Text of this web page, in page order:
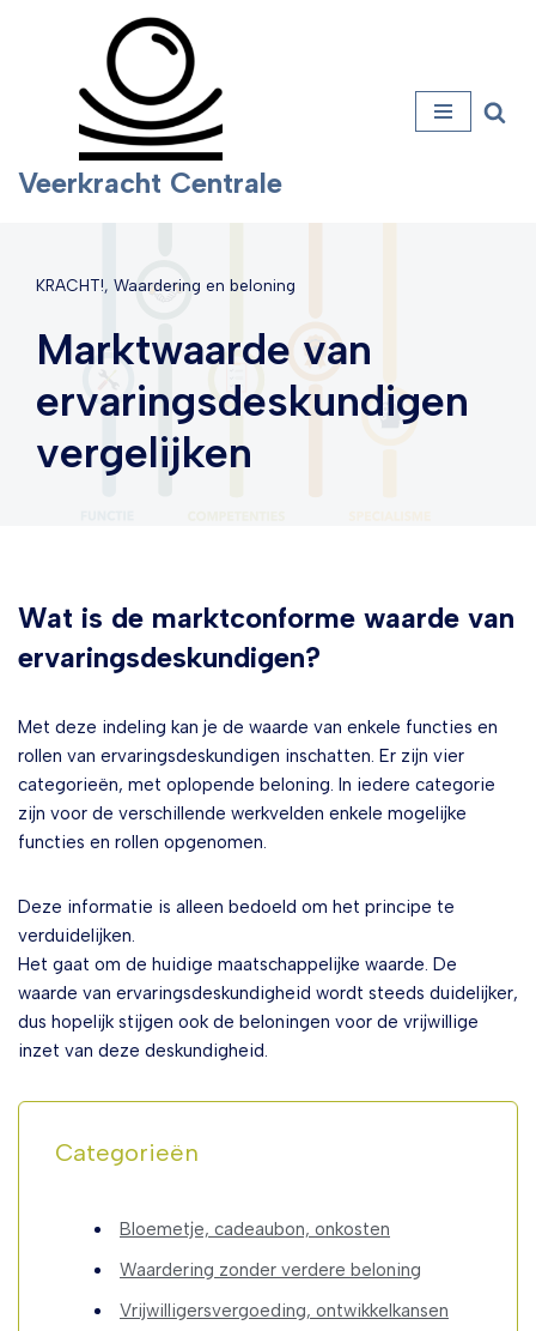
Veerkracht Centrale
KRACHT!, Waardering en beloning
Marktwaarde van
ervaringsdeskundigen
vergelijken
Wat is de marktconforme waarde van
ervaringsdeskundigen?
Met deze indeling kan je de waarde van enkele functies en
rollen van ervaringsdeskundigen inschatten. Er zijn vier
categorieën, met oplopende beloning. In iedere categorie
zijn voor de verschillende werkvelden enkele mogelijke
functies en rollen opgenomen.
Deze informatie is alleen bedoeld om het principe te
verduidelijken.
Het gaat om de huidige maatschappelijke waarde. De
waarde van ervaringsdeskundigheid wordt steeds duidelijker,
dus hopelijk stijgen ook de beloningen voor de vrijwillige
inzet van deze deskundigheid.
Categorieën
Bloemetje, cadeaubon, onkosten
Waardering zonder verdere beloning
Vrijwilligersvergoeding, ontwikkelkansen